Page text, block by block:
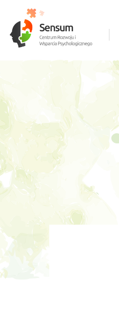
Diagnoza
Konsultacja biegłego
Psychoterapia
Wsparcie dla firm